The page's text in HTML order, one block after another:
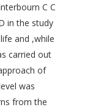
C C
in the study
and ,while
carried out
of
was
from the